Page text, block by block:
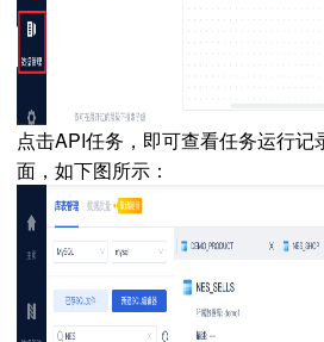
点击API任务，即可查看任务运行记
面，如下图所示：